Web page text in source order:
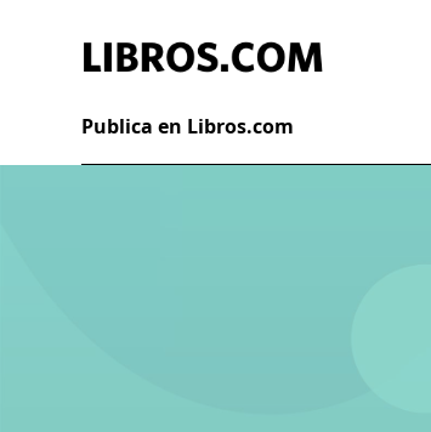
Publica en Libros.com